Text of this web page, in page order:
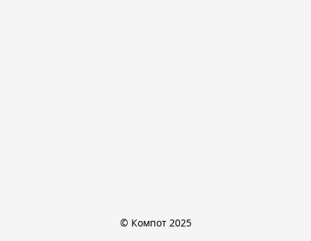
© Компот 2025